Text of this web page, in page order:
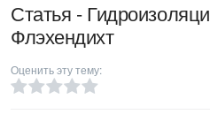
Статья -
Флэхендихт
Оценить эту тему: